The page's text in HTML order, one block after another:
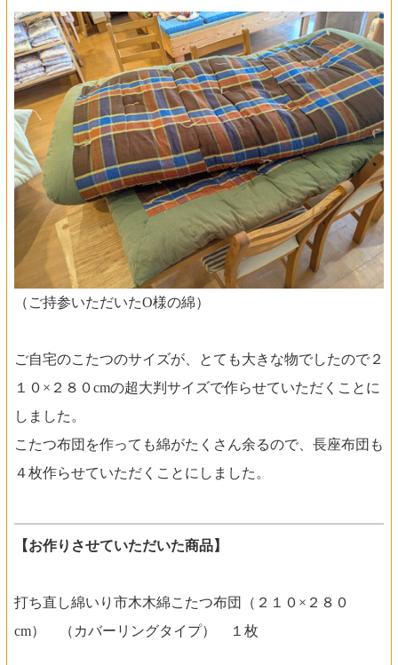
（ご持参いただいたO様の綿）
ご自宅のこたつのサイズが、とても大きな物でしたので２
１０×２８０cmの超大判サイズで作らせていただくことに
しました。
こたつ布団を作っても綿がたくさん余るので、長座布団も
４枚作らせていただくことにしました。
【お作りさせていただいた商品】
打ち直し綿いり市木木綿こたつ布団（２１０×２８０
cm） （カバーリングタイプ） １枚